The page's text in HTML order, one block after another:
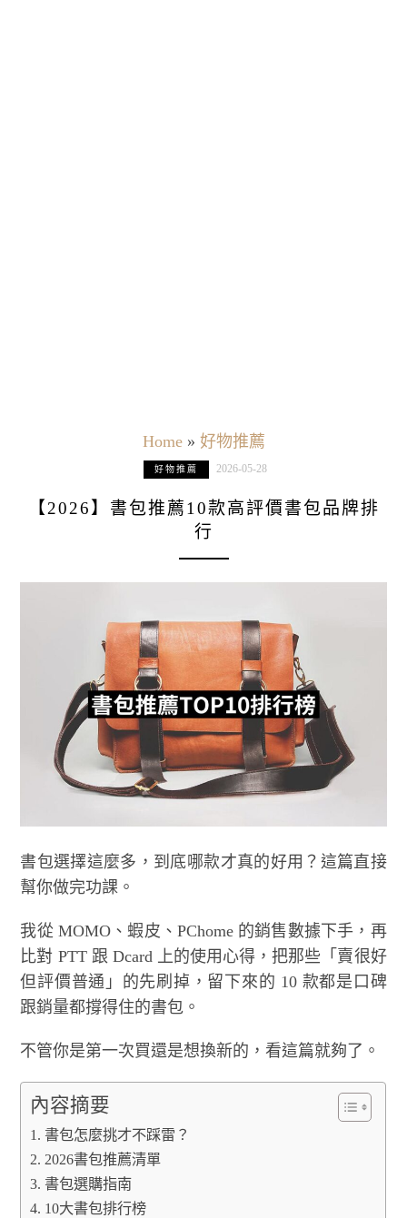
Home» 好物推薦
好物推薦 2026-05-28
【2026】書包推薦10款高評價書包品牌排
行
書包選擇這麼多，到底哪款才真的好用？這篇直接
幫你做完功課。
我從 MOMO、蝦皮、PChome 的銷售數據下手，再
比對 PTT 跟 Dcard 上的使用心得，把那些「賣很好
但評價普通」的先刷掉，留下來的 10 款都是口碑
跟銷量都撐得住的書包。
不管你是第一次買還是想換新的，看這篇就夠了。
內容摘要
書包怎麼挑才不踩雷？
2026書包推薦清單
書包選購指南
10大書包排行榜